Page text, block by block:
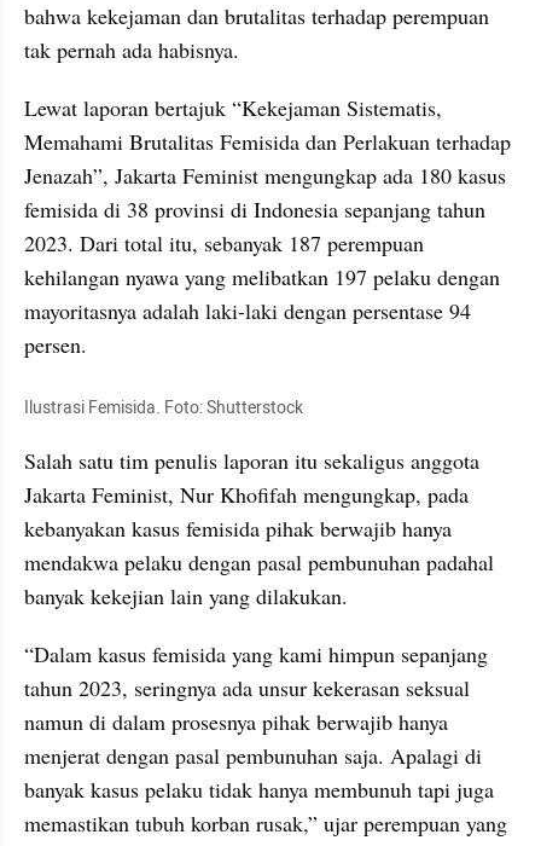
bahwa kekejaman dan brutalitas terhadap perempuan
tak pernah ada habisnya.
Lewat laporan bertajuk “Kekejaman Sistematis,
Memahami Brutalitas Femisida dan Perlakuan terhadap
Jenazah”, Jakarta Feminist mengungkap ada 180 kasus
femisida di 38 provinsi di Indonesia sepanjang tahun
2023. Dari total itu, sebanyak 187 perempuan
kehilangan nyawa yang melibatkan 197 pelaku dengan
mayoritasnya adalah laki-laki dengan persentase 94
persen.
Ilustrasi Femisida. Foto: Shutterstock
Salah satu tim penulis laporan itu sekaligus anggota
Jakarta Feminist, Nur Khofifah mengungkap, pada
kebanyakan kasus femisida pihak berwajib hanya
mendakwa pelaku dengan pasal pembunuhan padahal
banyak kekejian lain yang dilakukan.
“Dalam kasus femisida yang kami himpun sepanjang
tahun 2023, seringnya ada unsur kekerasan seksual
namun di dalam prosesnya pihak berwajib hanya
menjerat dengan pasal pembunuhan saja. Apalagi di
banyak kasus pelaku tidak hanya membunuh tapi juga
memastikan tubuh korban rusak,” ujar perempuan yang